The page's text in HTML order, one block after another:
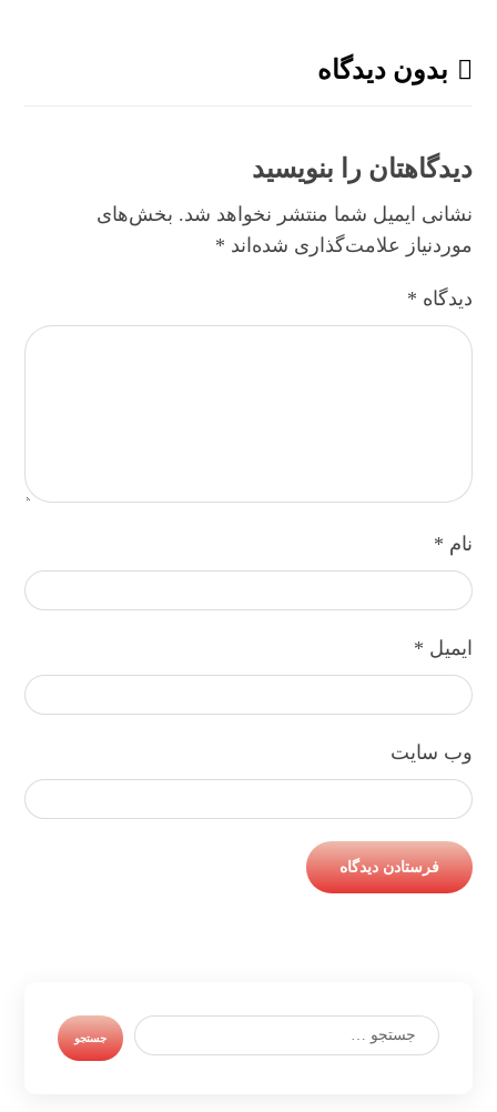
بدون دیدگاه
دیدگاهتان را بنویسید
نشانی ایمیل شما منتشر نخواهد شد. بخش‌های
موردنیاز علامت‌گذاری شده‌اند *
دیدگاه *
نام *
ایمیل *
وب‌ سایت